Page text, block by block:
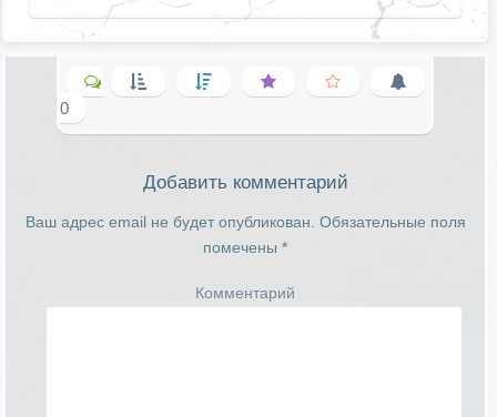
0
Добавить комментарий
Ваш адрес email не будет опубликован. Обязательные поля
помечены *
Комментарий